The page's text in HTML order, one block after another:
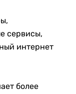
сервисы,
интернет
более